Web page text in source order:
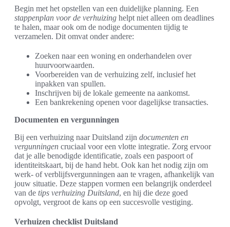
Begin met het opstellen van een duidelijke planning. Een
stappenplan voor de verhuizing helpt niet alleen om deadlines
te halen, maar ook om de nodige documenten tijdig te
verzamelen. Dit omvat onder andere:
Zoeken naar een woning en onderhandelen over
huurvoorwaarden.
Voorbereiden van de verhuizing zelf, inclusief het
inpakken van spullen.
Inschrijven bij de lokale gemeente na aankomst.
Een bankrekening openen voor dagelijkse transacties.
Documenten en vergunningen
Bij een verhuizing naar Duitsland zijn documenten en
vergunningen cruciaal voor een vlotte integratie. Zorg ervoor
dat je alle benodigde identificatie, zoals een paspoort of
identiteitskaart, bij de hand hebt. Ook kan het nodig zijn om
werk- of verblijfsvergunningen aan te vragen, afhankelijk van
jouw situatie. Deze stappen vormen een belangrijk onderdeel
van de tips verhuizing Duitsland, en hij die deze goed
opvolgt, vergroot de kans op een succesvolle vestiging.
Verhuizen checklist Duitsland